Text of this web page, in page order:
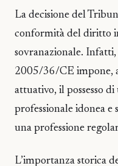
La decisione del
conformità del diritto
sovranazionale.
2005/36/CE impone,
attuativo, il possesso
professionale idonea e
una professione
L’importanza storica